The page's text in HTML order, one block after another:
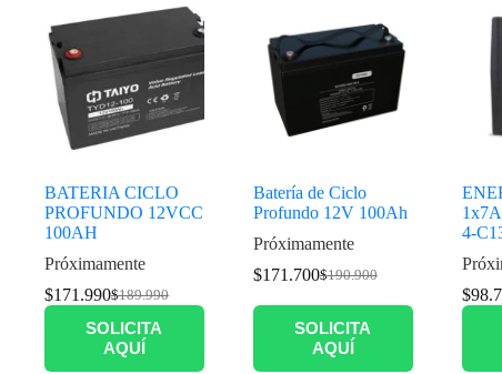
BATERIA CICLO
PROFUNDO 12VCC
100AH
Próximamente
$189.990
$171.990
SOLICITA
AQUÍ
Batería de Ciclo
Profundo 12V 100Ah
Próximamente
$190.900
$171.700
SOLICITA
AQUÍ
4-
$